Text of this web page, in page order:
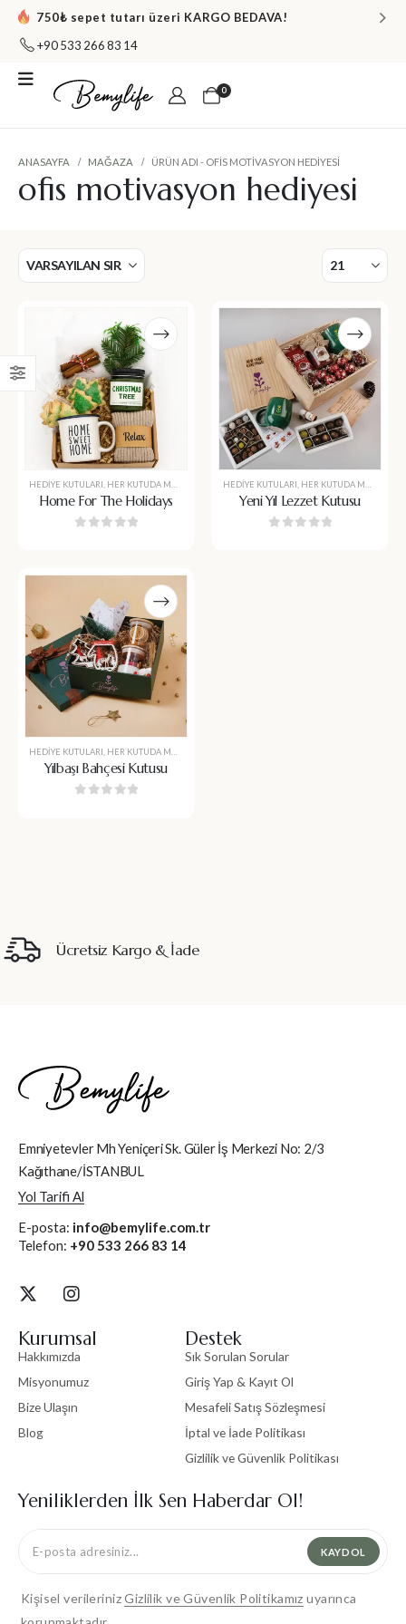
750₺ sepet tutarı üzeri KARGO BEDAVA!
+90 533 266 83 14
0
ANASAYFA MAĞAZA ÜRÜN ADI - OFIS MOTIVASYON HEDIYESI
ofis motivasyon hediyesi
HEDIYE KUTULARI HER KUTUDA MUTLULUK KUTULAR, SAĞLIKLI ATIŞTIRMALIK,VIP
Home For The Holidays
HEDIYE KUTULARI HER KUTUDA MUTLULUK
Yeni Yıl Lezzet Kutusu
HEDIYE KUTULARI, HER KUTUDA MUTLULUK
Yılbaşı Bahçesi Kutusu
Ücretsiz Kargo & İade
Emniyetevler Mh Yeniçeri Sk. Güler İş Merkezi No: 2/3
Kağıthane/İSTANBUL
Yol Tarifi Al
E-posta: info@bemylife.com.tr
Telefon: +90 533 266 83 14
Kurumsal
Hakkımızda
Misyonumuz
Bize Ulaşın
Blog
Destek
Sık Sorulan Sorular
Giriş Yap & Kayıt Ol
Mesafeli Satış Sözleşmesi
İptal ve İade Politikası
Gizlilik ve Güvenlik Politikası
Yeniliklerden İlk Sen Haberdar Ol!
KAYDOL
Kişisel verilerinizGizlilik ve Güvenlik Politikamız uyarınca